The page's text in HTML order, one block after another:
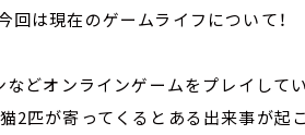
回は現在のゲームライフについて！
どオンラインゲームをプレイして
2匹が寄ってくるとある出来事が起